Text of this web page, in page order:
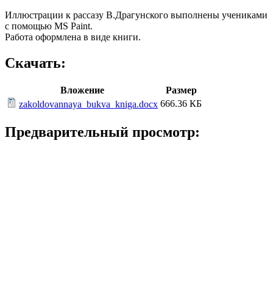
Иллюстрации к рассазу В.Драгунского выполнены учениками
с помощью MS Paint.
Работа оформлена в виде книги.
Скачать:
Вложение
Размер
zakoldovannaya_bukva_kniga.docx 666.36 КБ
Предварительный просмотр: